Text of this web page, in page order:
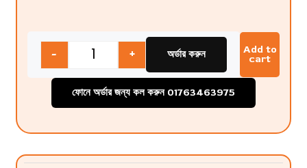
Quantity
- + অর্ডার করুন Add to
cart
ফোনে অর্ডার জন্য কল করুন 01763463975